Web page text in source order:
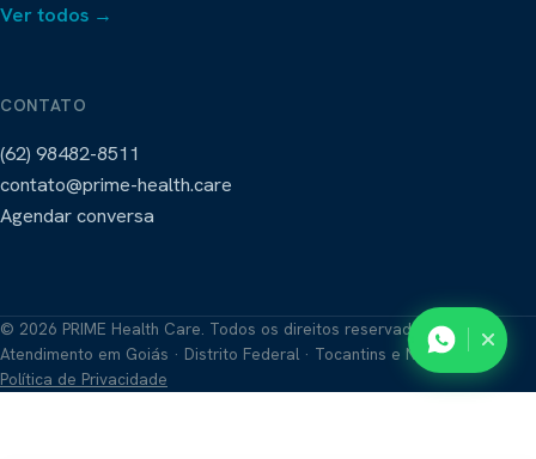
Ver todos →
CONTATO
(62) 98482-8511
contato@prime-health.care
Agendar conversa
© 2026 PRIME Health Care. Todos os direitos reservados.
Atendimento em Goiás · Distrito Federal · Tocantins e Nordeste
Política de Privacidade